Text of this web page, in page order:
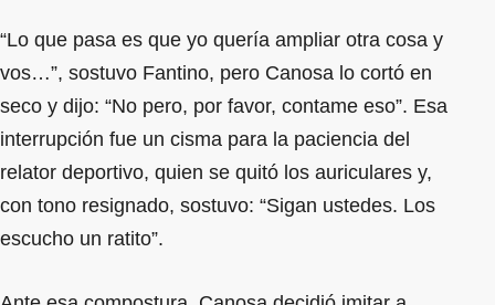
“Lo que pasa es que yo quería ampliar otra cosa y
vos…”, sostuvo Fantino, pero Canosa lo cortó en
seco y dijo: “No pero, por favor, contame eso”. Esa
interrupción fue un cisma para la paciencia del
relator deportivo, quien se quitó los auriculares y,
con tono resignado, sostuvo: “Sigan ustedes. Los
escucho un ratito”.